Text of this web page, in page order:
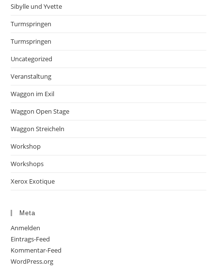
Sibylle und Yvette
Turmspringen
Turmspringen
Uncategorized
Veranstaltung
Waggon im Exil
Waggon Open Stage
Waggon Streicheln
Workshop
Workshops
Xerox Exotique
Meta
Anmelden
Eintrags-Feed
Kommentar-Feed
WordPress.org